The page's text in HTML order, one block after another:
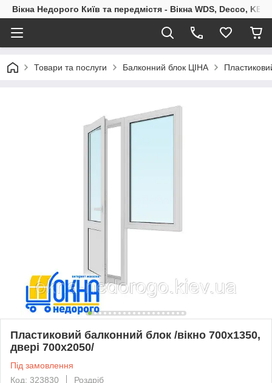
Вікна Недорого Київ та передмістя - Вікна WDS, Decco,
Товари та послуги Балконний блок ЦІНА
Пластиковий балконний блок /вікно 700х1350,
двері 700х2050/
Під замовлення
Код: 323830
Роздріб